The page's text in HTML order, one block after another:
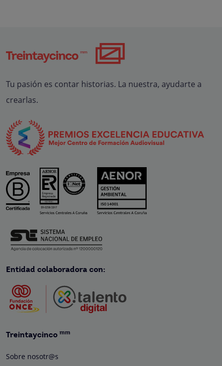
Tu pasión es contar historias. La nuestra, ayudarte a
crearlas.
Entidad colaboradora con:
Treintaycinco mm
Sobre nosotr@s